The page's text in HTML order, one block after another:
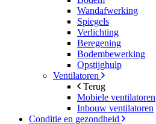
Wandafwerking
Spiegels
Verlichting
Beregening
Bodembewerking
Opstijghulp
Ventilatoren
Terug
Mobiele ventilatoren
Inbouw ventilatoren
Conditie en gezondheid